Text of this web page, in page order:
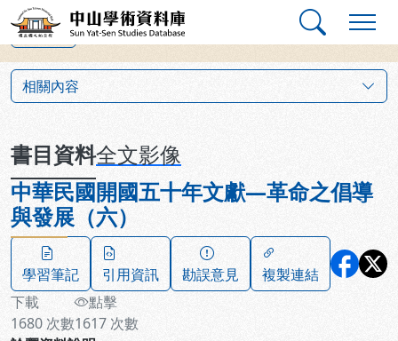
跳到主要內容
中山學術資料庫
上一筆
相關內容
書目資料全文影像
中華民國開國五十年文獻—革命之倡導
與發展（六）
學習筆記 引用資訊 勘誤意見
複製連結
下載
1680 次數
點擊
1617 次數